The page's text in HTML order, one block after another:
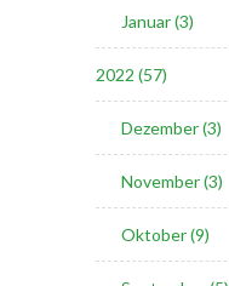
Januar (3)
2022 (57)
Dezember (3)
November (3)
Oktober (9)